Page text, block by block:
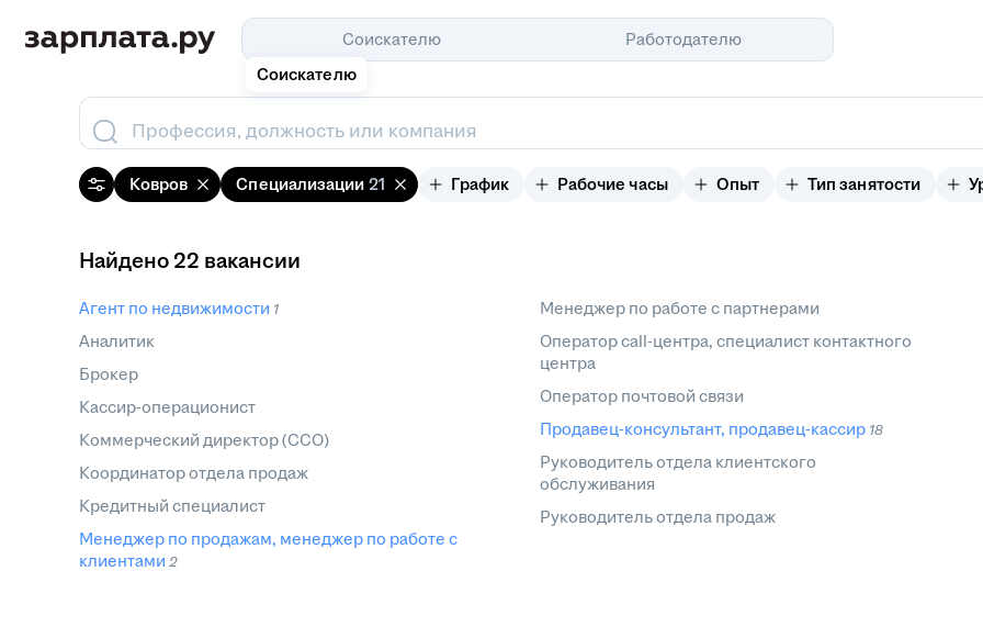
Соискателю
Соискателю
Работодателю
Профессия, должность или компания
Ковров Специализации 21 График Рабочие часы Опыт Тип занятости
Найдено 22 вакансии
Агент по недвижимости 1
Аналитик
Брокер
Кассир-операционист
Коммерческий директор (CCO)
Координатор отдела продаж
Кредитный специалист
Менеджер по продажам, менеджер по работе с
клиентами 2
Менеджер по работе с партнерами
Оператор call-центра, специалист контактного
центра
Оператор почтовой связи
Продавец-консультант, продавец-кассир 18
Руководитель отдела клиентского
обслуживания
Руководитель отдела продаж